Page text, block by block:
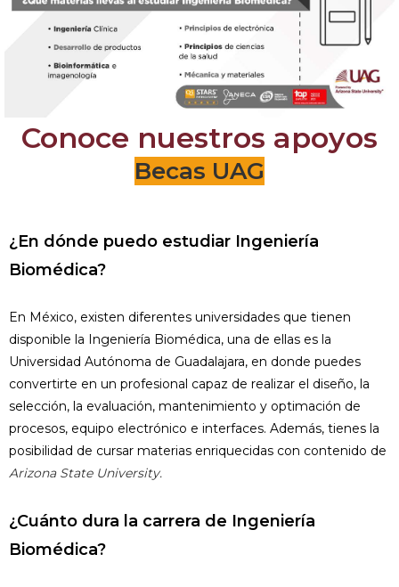
Conoce nuestros apoyos
Becas UAG
¿En dónde puedo estudiar Ingeniería
Biomédica?
En México, existen diferentes universidades que tienen
disponible la Ingeniería Biomédica, una de ellas es la
Universidad Autónoma de Guadalajara, en donde puedes
convertirte en un profesional capaz de realizar el diseño, la
selección, la evaluación, mantenimiento y optimación de
procesos, equipo electrónico e interfaces. Además, tienes la
posibilidad de cursar materias enriquecidas con contenido de
Arizona State University.
¿Cuánto dura la carrera de Ingeniería
Biomédica?